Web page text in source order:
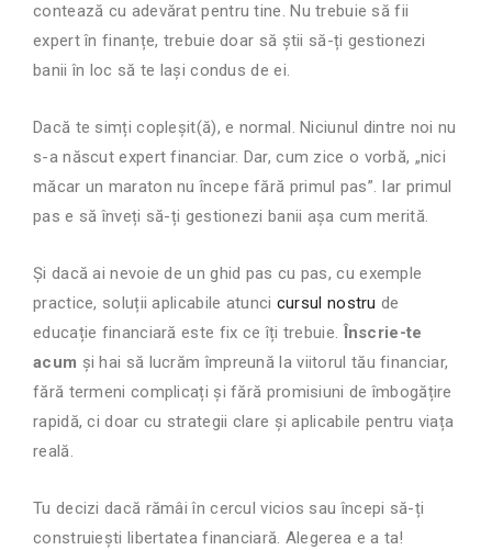
contează cu adevărat pentru tine. Nu trebuie să fii
expert în finanțe, trebuie doar să știi să-ți gestionezi
banii în loc să te lași condus de ei.
Dacă te simți copleșit(ă), e normal. Niciunul dintre noi nu
s-a născut expert financiar. Dar, cum zice o vorbă, „nici
măcar un maraton nu începe fără primul pas”. Iar primul
pas e să înveți să-ți gestionezi banii așa cum merită.
Și dacă ai nevoie de un ghid pas cu pas, cu exemple
practice, soluții aplicabile atunci cursul nostru de
educație financiară este fix ce îți trebuie.
Înscrie-te
acum și hai să lucrăm împreună la viitorul tău financiar,
fără termeni complicați și fără promisiuni de îmbogățire
rapidă, ci doar cu strategii clare și aplicabile pentru viața
reală.
Tu decizi dacă rămâi în cercul vicios sau începi să-ți
construiești libertatea financiară. Alegerea e a ta!